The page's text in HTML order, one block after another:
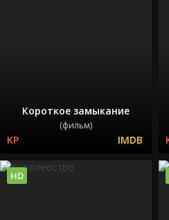
Короткое замыкание
(фильм)
HD